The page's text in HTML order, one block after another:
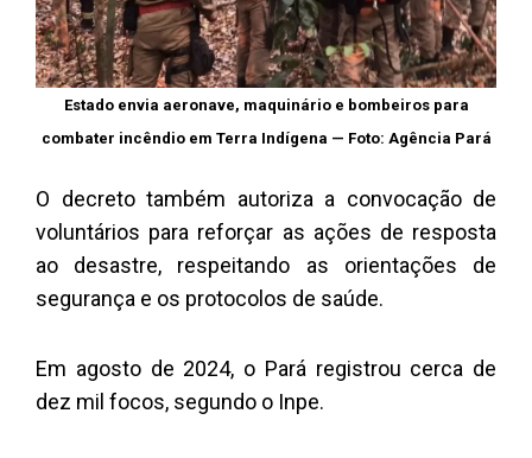
Estado envia aeronave, maquinário e bombeiros para
combater incêndio em Terra Indígena — Foto: Agência Pará
O decreto também autoriza a convocação de
voluntários para reforçar as ações de resposta
ao desastre, respeitando as orientações de
segurança e os protocolos de saúde.
Em agosto de 2024, o Pará registrou cerca de
dez mil focos, segundo o Inpe.